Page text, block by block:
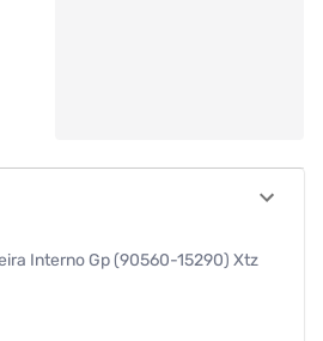
Interno Gp (90560-15290) Xtz